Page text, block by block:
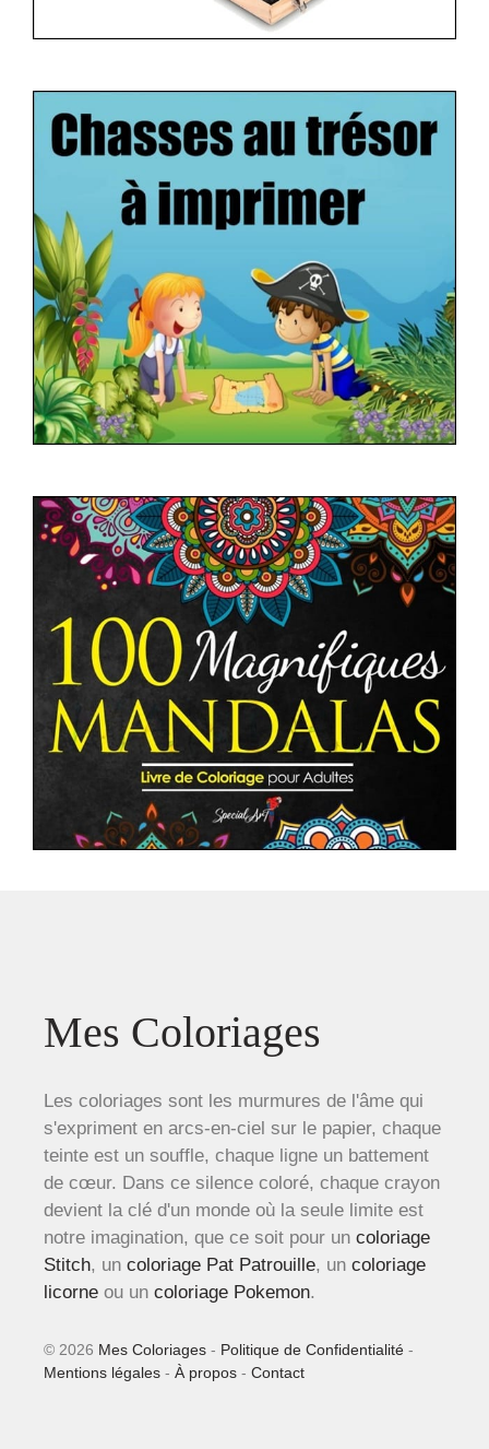
Mes Coloriages
Les coloriages sont les murmures de l'âme qui
s'expriment en arcs-en-ciel sur le papier, chaque
teinte est un souffle, chaque ligne un battement
de cœur. Dans ce silence coloré, chaque crayon
devient la clé d'un monde où la seule limite est
notre imagination, que ce soit pour un coloriage
Stitch, un coloriage Pat Patrouille, un coloriage
licorne ou un coloriage Pokemon.
© 2026 Mes Coloriages - Politique de Confidentialité -
Mentions légales - À propos - Contact